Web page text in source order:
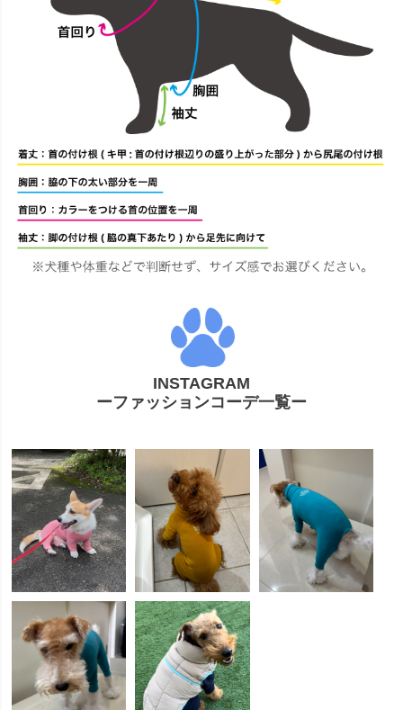
INSTAGRAM
ーファッションコーデ一覧ー